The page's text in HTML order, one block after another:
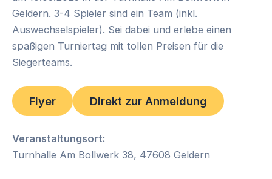
Geldern. 3-4 Spieler sind ein Team (inkl.
Auswechselspieler). Sei dabei und erlebe einen
spaßigen Turniertag mit tollen Preisen für die
Siegerteams.
Flyer Direkt zur Anmeldung
Veranstaltungsort:
Turnhalle Am Bollwerk 38, 47608 Geldern